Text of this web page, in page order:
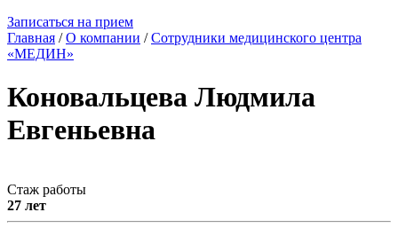
Записаться на прием
Главная /О компании /Сотрудники медицинского центра
«МЕДИН»
Коновальцева Людмила
Евгеньевна
Стаж работы
27 лет